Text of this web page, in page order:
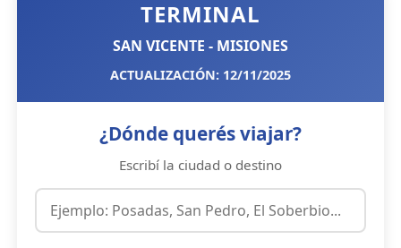
TERMINAL
SAN VICENTE - MISIONES
ACTUALIZACIÓN: 12/11/2025
¿Dónde querés viajar?
Escribí la ciudad o destino